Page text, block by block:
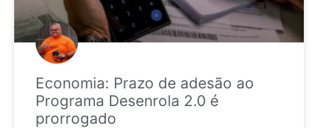
Economia: Prazo de adesão ao
Programa Desenrola 2.0 é
prorrogado